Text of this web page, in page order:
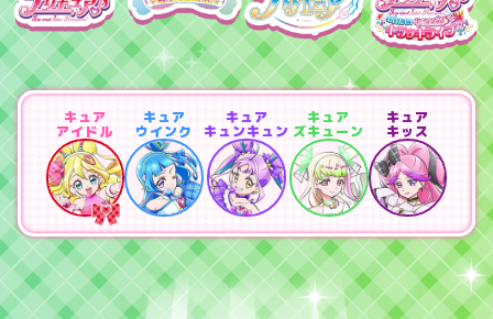
キュア
アイドル
キュア
ウインク
キュア
キュンキュン
キュア
ズキューン
キュア
キッス